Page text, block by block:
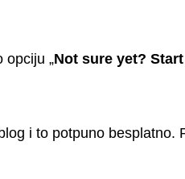
opciju „Not sure yet?
i to potpuno besplatno.